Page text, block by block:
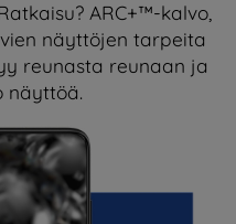
ARC+™-kalvo,
näyttöjen tarpeita
reunasta reunaan ja
näyttöä.